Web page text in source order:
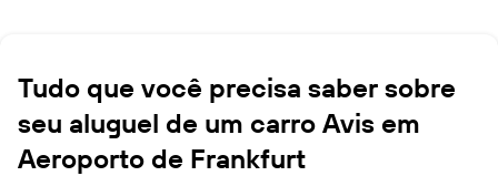
Tudo que você precisa saber sobre
seu aluguel de um carro Avis em
Aeroporto de Frankfurt